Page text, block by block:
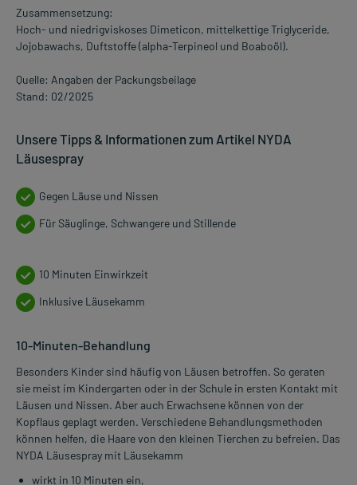
Zusammensetzung:
Hoch- und niedrigviskoses Dimeticon, mittelkettige Triglyceride,
Jojobawachs, Duftstoffe (alpha-Terpineol und Boaboöl).
Quelle: Angaben der Packungsbeilage
Stand: 02/2025
Unsere Tipps & Informationen zum Artikel NYDA
Läusespray
Gegen Läuse und Nissen
Für Säuglinge, Schwangere und Stillende
10 Minuten Einwirkzeit
Inklusive Läusekamm
10-Minuten-Behandlung
Besonders Kinder sind häufig von Läusen betroffen. So geraten
sie meist im Kindergarten oder in der Schule in ersten Kontakt mit
Läusen und Nissen. Aber auch Erwachsene können von der
Kopflaus geplagt werden. Verschiedene Behandlungsmethoden
können helfen, die Haare von den kleinen Tierchen zu befreien. Das
NYDA Läusespray mit Läusekamm
wirkt in 10 Minuten ein,